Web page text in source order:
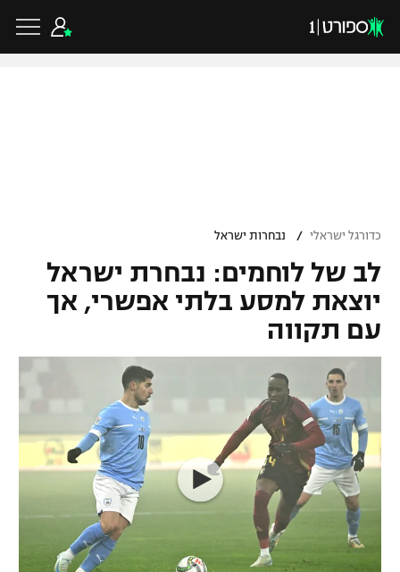
VOD
רץ ברשת
גביע הטוטו
ליגיונרים
גביע המדינה
נבחרת ישראל
מכבי חיפה
בית"ר ירושלים
מכבי תל אביב
ליגת האלופות
ליגה אירופית
ליגה אנגלית
ליגה גרמנית
ליגה ספרדית
ליגה איטלקית
ליגה צרפתית
כדורסל ישראלי
ליגת ווינר סל
ליגה לאומית
כדורסל נשים
מכבי תל אביב
הפועל חולון
הפועל ירושלים
כדורסל עולמי
NBA
יורוליג
יורוקאפ
ענפים נוספים
טניס
כדוריד
כדורעף
כדורגל ישראלי / נבחרות ישראל
לב של לוחמים: נבחרת ישראל
יוצאת למסע בלתי אפשרי, אך
עם תקווה